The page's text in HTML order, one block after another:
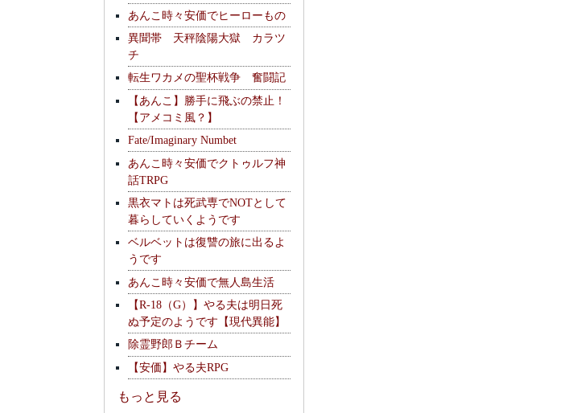
あんこ時々安価でヒーローもの
異聞帯 天秤陰陽大獄 カラツ
チ
転生ワカメの聖杯戦争 奮闘記
【あんこ】勝手に飛ぶの禁止！
【アメコミ風？】
Fate/Imaginary Numbet
あんこ時々安価でクトゥルフ神
話TRPG
黒衣マトは死武専でNOTとして
暮らしていくようです
ベルベットは復讐の旅に出るよ
うです
あんこ時々安価で無人島生活
【R-18（G）】やる夫は明日死
ぬ予定のようです【現代異能】
除霊野郎Ｂチーム
【安価】やる夫RPG
もっと見る